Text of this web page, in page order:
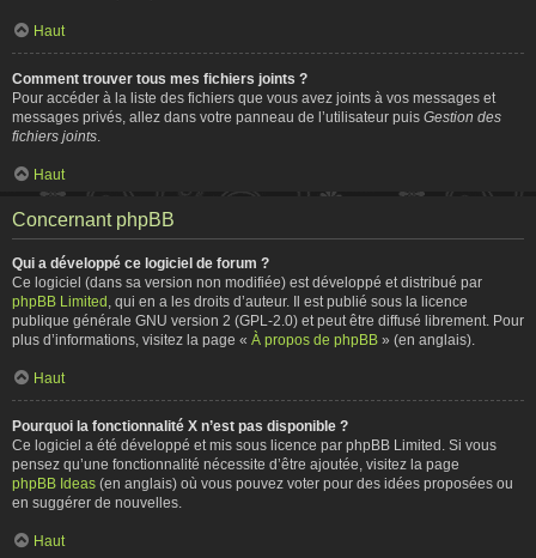
Haut
Comment trouver tous mes fichiers joints ?
Pour accéder à la liste des fichiers que vous avez joints à vos messages et
messages privés, allez dans votre panneau de l’utilisateur puis Gestion des
fichiers joints
Haut
Concernant phpBB
Qui a développé ce logiciel de forum ?
Ce logiciel (dans sa version non modifiée) est développé et distribué par
phpBB Limited , qui en a les droits d’auteur. Il est publié sous la licence
publique générale GNU version 2 (GPL-2.0) et peut être diffusé librement. Pour
plus d’informations, visitez la page « À propos de phpBB » (en anglais).
Haut
Pourquoi la fonctionnalité X n’est pas disponible ?
Ce logiciel a été développé et mis sous licence par phpBB Limited. Si vous
pensez qu’une fonctionnalité nécessite d’être ajoutée, visitez la page
phpBB Ideas (en anglais) où vous pouvez voter pour des idées proposées ou
en suggérer de nouvelles.
Haut